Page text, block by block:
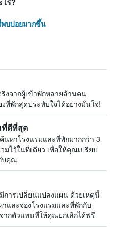
ร?
บบ่อยมากขึ้น
งจากผู้เข้าพักหลายล้านคน
ที่พักสุดประทับใจได้อย่างมั่นใจ!
ที่ดีที่สุด
นหาโรงแรมและที่พักมากกว่า 3
มไว้ในที่เดียว เพื่อให้คุณเปรียบ
บคุณ
การเปลี่ยนแปลงแผน ด้วยเหตุนี้
และจองโรงแรมและที่พักกับ
ากตัวแทนที่ให้คุณยกเลิกได้ฟรี